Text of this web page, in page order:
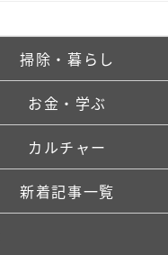
掃除・暮らし
お金・学ぶ
カルチャー
新着記事一覧